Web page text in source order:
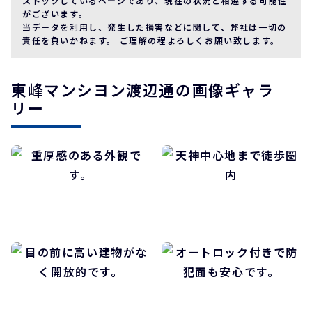
がございます。
当データを利用し、発生した損害などに関して、弊社は一切の
責任を負いかねます。 ご理解の程よろしくお願い致します。
東峰マンシヨン渡辺通の画像ギャラ
リー